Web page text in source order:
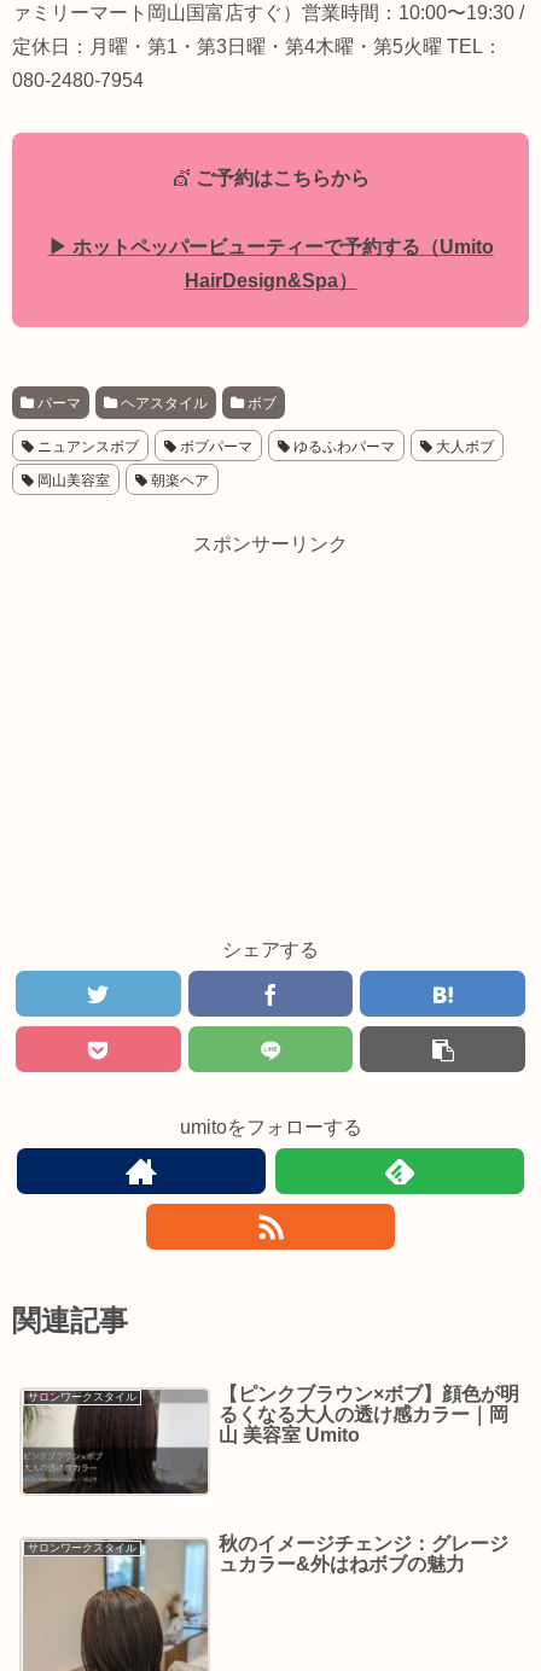
ァミリーマート岡山国富店すぐ）営業時間：10:00〜19:30 /
定休日：月曜・第1・第3日曜・第4木曜・第5火曜 TEL：
080-2480-7954
💇 ご予約はこちらから
▶ ホットペッパービューティーで予約する（Umito
HairDesign&Spa）
パーマ ヘアスタイル ボブ
ニュアンスボブ ボブパーマ ゆるふわパーマ
大人ボブ
岡山美容室
朝楽ヘア
スポンサーリンク
シェアする
umitoをフォローする
関連記事
サロンワークスタイル
【ピンクブラウン×ボブ】顔色が明
るくなる大人の透け感カラー｜岡
山 美容室 Umito
サロンワークスタイル
秋のイメージチェンジ：グレージ
ュカラー&外はねボブの魅力